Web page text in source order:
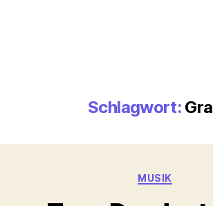
Schlagwort:
Kategorien
MUSIK